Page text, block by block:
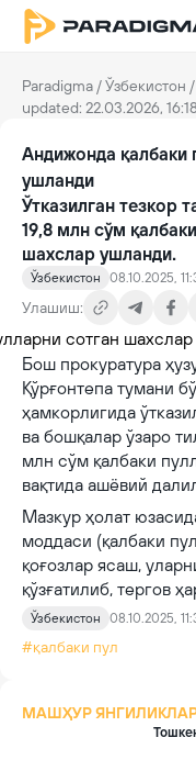
Paradigma /Ўзбекистон /
updated: 22.03.2026, 16:18
Андижонда қалбаки
ушланди
Ўтказилган тезкор
19,8 млн сўм
шахслар ушланди.
Ўзбекистон 08.10.2025,
Улашиш:
Бош прокуратура
Қўрғонтепа тумани
ҳамкорлигида
ва бошқалар ўзаро
млн сўм қалбаки
вақтида ашёвий
Мазкур ҳолат
моддаси (қалбаки
қоғозлар ясаш,
қўзғатилиб, тергов
Ўзбекистон 08.10.2025,
#қалбаки пул
МАШҲУР